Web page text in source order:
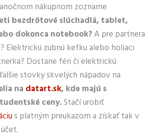
nákupnom zozname
bezdrôtové slúchadlá, tablet,
dokonca notebook?A pre partnera
Elektrickú zubnú kefku alebo holiaci
Dostane fén či elektrickú
stovky skvelých nápadov na
na datart.sk, kde majú s
ceny.Stačí urobiť
s platným preukazom a získať tak v